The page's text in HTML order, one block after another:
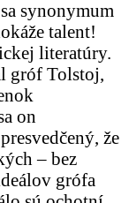
synonymum
talent!
literatúry.
gróf Tolstoj,
on
že
– bez
grófa